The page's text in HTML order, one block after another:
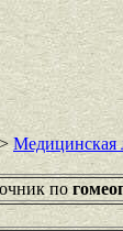
Медицинская
по